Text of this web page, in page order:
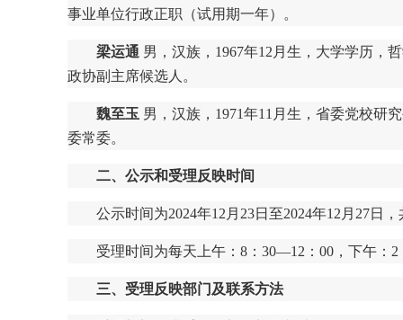
事业单位行政正职（试用期一年）。
梁运通 男，汉族，1967年12月生，大学学历，
政协副主席候选人。
魏至玉 男，汉族，1971年11月生，省委党校研
委常委。
二、公示和受理反映时间
公示时间为2024年12月23日至2024年12月27日
受理时间为每天上午：8：30—12：00，下午：
三、受理反映部门及联系方法